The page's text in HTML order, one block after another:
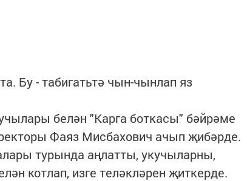
Бу - табигатьтә чын-чынлап яз
белән "Карга боткасы" бәйрәме
Фаяз Мисбахович ачып җибәрде.
турында аңлатты, укучыларны,
котлап, изге теләкләрен җиткерде.